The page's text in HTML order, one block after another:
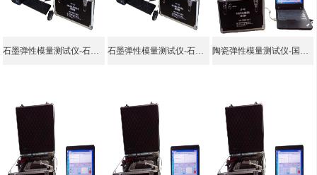
石墨弹性模量测试仪-石墨泊松比测定 石墨弹性模量测试仪-石墨杨氏模量 陶瓷弹性模量测试仪-国产陶瓷弹性模量测试仪